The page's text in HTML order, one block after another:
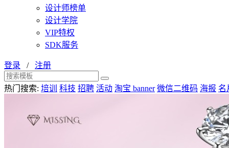
设计师榜单
设计学院
VIP特权
SDK服务
登录 / 注册
热门搜索: 培训 科技 招聘 活动 淘宝 banner 微信二维码 海报 名